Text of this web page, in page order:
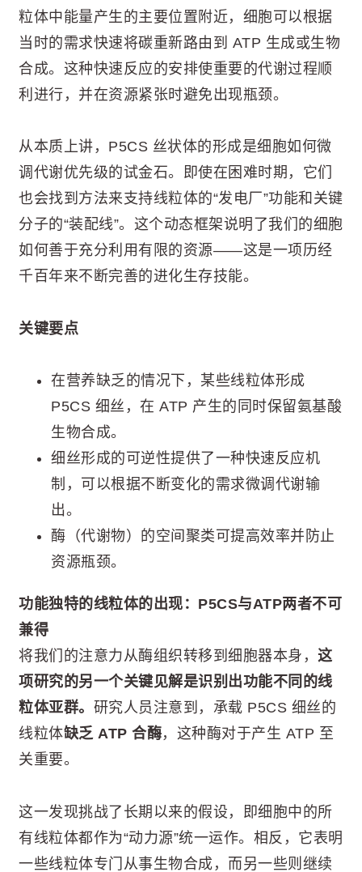
粒体中能量产生的主要位置附近，细胞可以根据
当时的需求快速将碳重新路由到 ATP 生成或生物
合成。这种快速反应的安排使重要的代谢过程顺
利进行，并在资源紧张时避免出现瓶颈。
从本质上讲，P5CS 丝状体的形成是细胞如何微
调代谢优先级的试金石。即使在困难时期，它们
也会找到方法来支持线粒体的“发电厂”功能和关键
分子的“装配线”。这个动态框架说明了我们的细胞
如何善于充分利用有限的资源——这是一项历经
千百年来不断完善的进化生存技能。
关键要点
在营养缺乏的情况下，某些线粒体形成
P5CS 细丝，在 ATP 产生的同时保留氨基酸
生物合成。
细丝形成的可逆性提供了一种快速反应机
制，可以根据不断变化的需求微调代谢输
出。
酶（代谢物）的空间聚类可提高效率并防止
资源瓶颈。
功能独特的线粒体的出现：P5CS与ATP两者不可
兼得
将我们的注意力从酶组织转移到细胞器本身， 这
项研究的另一个关键见解是识别出功能不同的线
粒体亚群。 研究人员注意到，承载 P5CS 细丝的
线粒体缺乏 ATP 合酶，这种酶对于产生 ATP 至
关重要。
这一发现挑战了长期以来的假设，即细胞中的所
有线粒体都作为“动力源”统一运作。相反，它表明
一些线粒体专门从事生物合成，而另一些则继续